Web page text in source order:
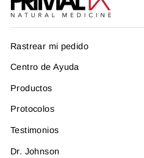
Rastrear mi pedido
Centro de Ayuda
Productos
Protocolos
Testimonios
Dr. Johnson